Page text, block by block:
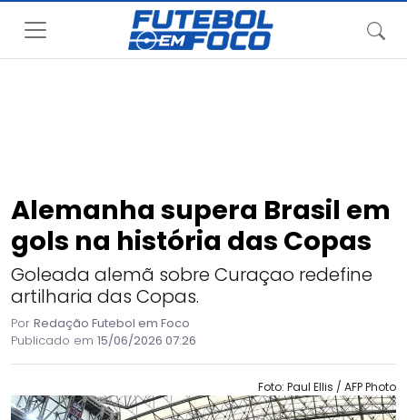
Alemanha supera Brasil em
gols na história das Copas
Goleada alemã sobre Curaçao redefine
artilharia das Copas.
Por Redação Futebol em Foco
Publicado em 15/06/2026 07:26
Foto: Paul Ellis / AFP Photo